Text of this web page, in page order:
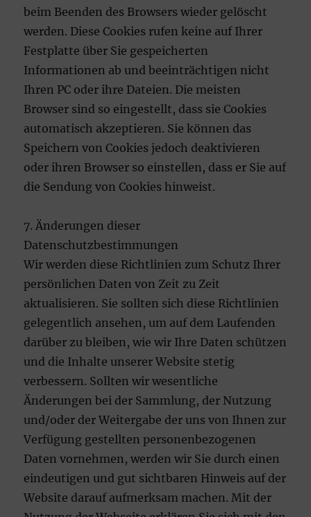
beim Beenden des Browsers wieder gelöscht
werden. Diese Cookies rufen keine auf Ihrer
Festplatte über Sie gespeicherten
Informationen ab und beeinträchtigen nicht
Ihren PC oder ihre Dateien. Die meisten
Browser sind so eingestellt, dass sie Cookies
automatisch akzeptieren. Sie können das
Speichern von Cookies jedoch deaktivieren
oder ihren Browser so einstellen, dass er Sie auf
die Sendung von Cookies hinweist.
7. Änderungen dieser
Datenschutzbestimmungen
Wir werden diese Richtlinien zum Schutz Ihrer
persönlichen Daten von Zeit zu Zeit
aktualisieren. Sie sollten sich diese Richtlinien
gelegentlich ansehen, um auf dem Laufenden
darüber zu bleiben, wie wir Ihre Daten schützen
und die Inhalte unserer Website stetig
verbessern. Sollten wir wesentliche
Änderungen bei der Sammlung, der Nutzung
und/oder der Weitergabe der uns von Ihnen zur
Verfügung gestellten personenbezogenen
Daten vornehmen, werden wir Sie durch einen
eindeutigen und gut sichtbaren Hinweis auf der
Website darauf aufmerksam machen. Mit der